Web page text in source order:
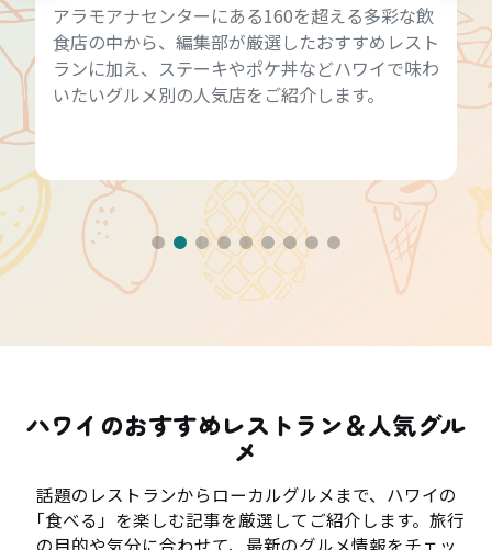
アラモアナセンターにある160を超える多彩な飲
食店の中から、編集部が厳選したおすすめレスト
ランに加え、ステーキやポケ丼などハワイで味わ
いたいグルメ別の人気店をご紹介します。
ハワイのおすすめレストラン＆人気グル
メ
話題のレストランからローカルグルメまで、ハワイの
「食べる」を楽しむ記事を厳選してご紹介します。旅行
の目的や気分に合わせて、最新のグルメ情報をチェッ